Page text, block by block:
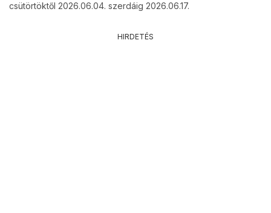
csütörtöktől 2026.06.04. szerdáig 2026.06.17.
HIRDETÉS